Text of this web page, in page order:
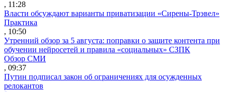
, 11:28
Власти обсуждают варианты приватизации «Сирены-Трэвел»
Практика
, 10:50
Утренний обзор за 5 августа: поправки о защите контента при
обучении нейросетей и правила «социальных» СЗПК
Обзор СМИ
, 09:37
Путин подписал закон об ограничениях для осужденных
релокантов